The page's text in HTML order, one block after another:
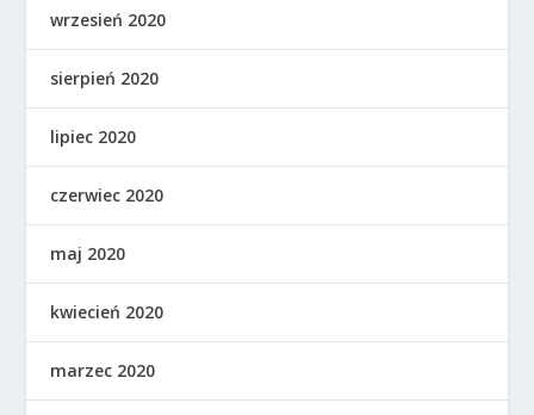
wrzesień 2020
sierpień 2020
lipiec 2020
czerwiec 2020
maj 2020
kwiecień 2020
marzec 2020